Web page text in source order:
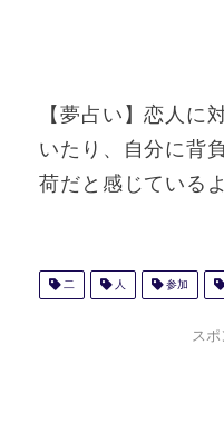
【夢占い】恋人に
いたり、自分に背
荷だと感じている
二 人 参加
スポ